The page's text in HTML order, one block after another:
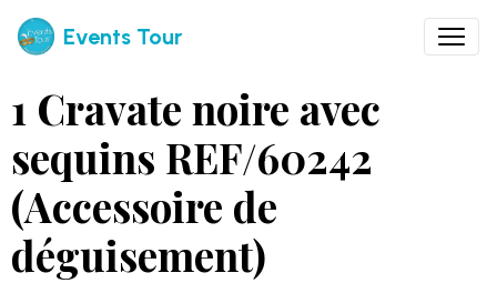
Events Tour
1 Cravate noire avec
sequins REF/60242
(Accessoire de
déguisement)